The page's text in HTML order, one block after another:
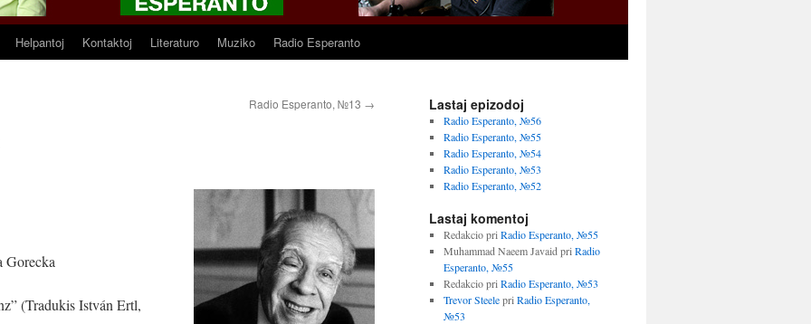
Helpantoj Kontaktoj Literaturo Muziko Radio Esperanto
Radio Esperanto, №13 →
Gorecka
(Tradukis István Ertl,
Lastaj epizodoj
Radio Esperanto, №56
Radio Esperanto, №55
Radio Esperanto, №54
Radio Esperanto, №53
Radio Esperanto, №52
Lastaj komentoj
Redakciopri Radio Esperanto, №55
Muhammad Naeem Javaid pri Radio
Esperanto, №55
Redakciopri Radio Esperanto, №53
Trevor Steelepri Radio Esperanto,
№53